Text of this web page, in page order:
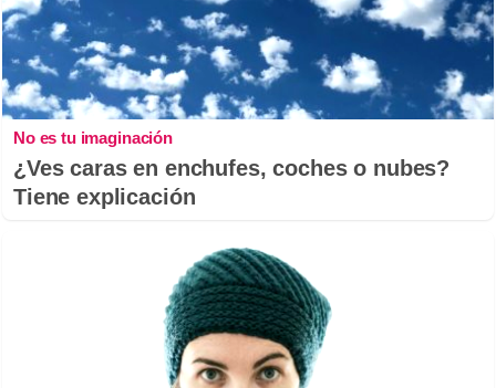
No es tu imaginación
¿Ves caras en enchufes, coches o nubes?
Tiene explicación